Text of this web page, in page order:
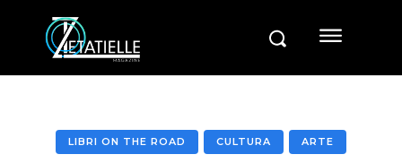
LIBRI ON THE ROAD CULTURA ARTE